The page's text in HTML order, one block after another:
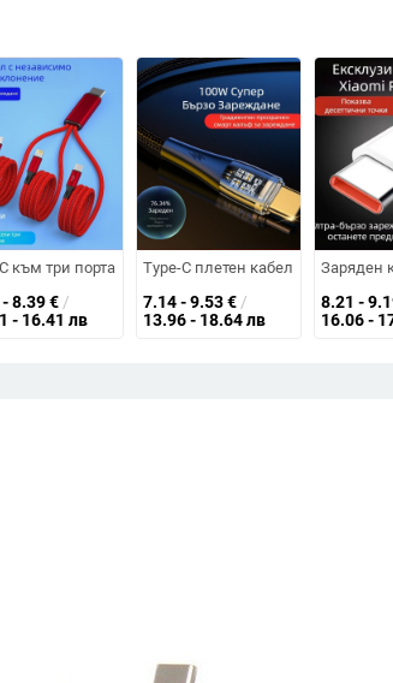
преносим за Galaxy S22/S23/S21
видео изход, дължина 0.25–2 м, OEM производство
Micro USB/Type-C, дължина 1,5 м, тройни
към три порта зареждащ кабел, оплетен, 66W 5A,
8.39€ /
- 16.41 лв
Type-C плетен кабел за бързо
7.14 - 9.53€ /
13.96 - 18.64 лв
Заряден
8.21 -
16.06 -